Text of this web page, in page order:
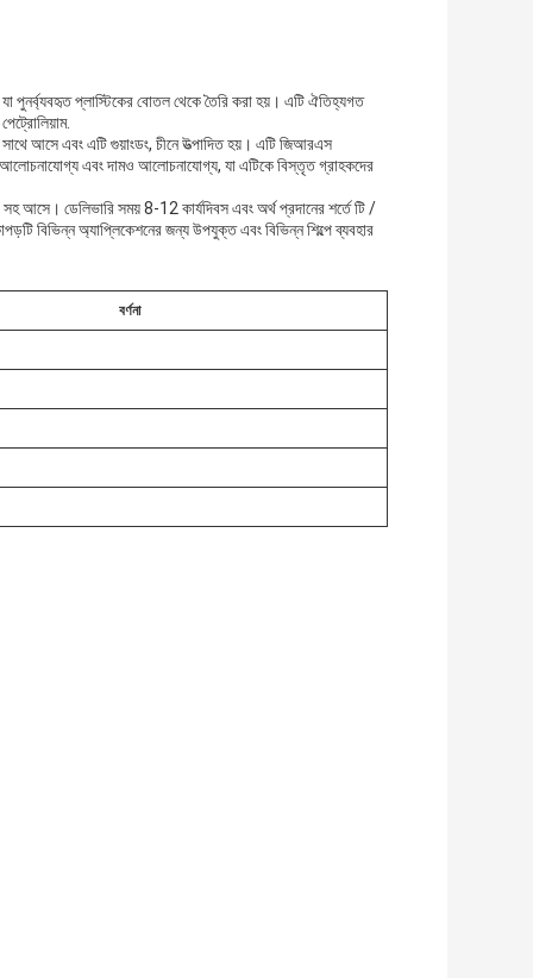
পুনর্ব্যবহৃত প্লাস্টিকের বোতল থেকে তৈরি করা হয়। এটি ঐতিহ্যগত
আসে এবং এটি গুয়াংডং, চীনে উত্পাদিত হয়। এটি জিআরএস
আলোচনাযোগ্য এবং দামও আলোচনাযোগ্য, যা এটিকে বিস্তৃত গ্রাহকদের
সহ আসে। ডেলিভারি সময় 8-12 কার্যদিবস এবং অর্থ প্রদানের শর্তে টি /
বিভিন্ন অ্যাপ্লিকেশনের জন্য উপযুক্ত এবং বিভিন্ন শিল্পে ব্যবহার
বর্ণনা